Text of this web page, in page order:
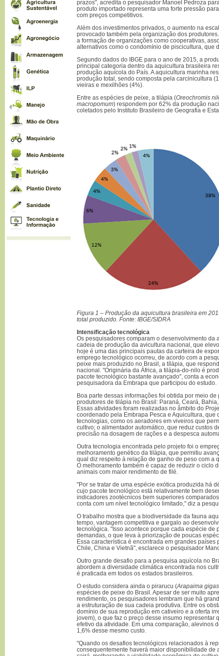
prazos", acredita o pesquisador Manoel Pedroza
produto importado representa uma forte pressão
com preços competitivos.
Além dos investimentos privados, o aumento na
provocado também pela organização dos
a formação de organizações como cooperativas,
alternativos como o condomínio de piscicultura, que
Segundo dados do IBGE para o ano de 2015, a
principal categoria dentro da aquicultura brasileira
produção aquícola do País. A aquicultura marinha
produção total, sendo composta pela carcinicultura
vieiras e mexilhões (4%).
Entre as espécies de peixe, a tilápia (Oreochromis
macropomum) respondem por 62% da produção
coletados pelo Instituto Brasileiro de Geografia e
Figura 1 – Produção da aquicultura brasileira em
total produzido. Fonte: IBGE/SIDRA
Intensificação tecnológica
Os pesquisadores comparam o desenvolvimento da
cadeia de produção da avicultura nacional, que
hoje é uma das principais pautas da carteira de
emprego tecnológico ocorreu, de acordo com a
peixe mais produzido no Brasil, a tílápia, que
nacional. "Originária da África, a tilápia-do-nilo é
pacote tecnológico bastante avançado", conta a
pesquisadora da Embrapa que participou do estudo.
Boa parte dessas informações foi obtida por meio
produtores de tilápia no Brasil: Paraná, Ceará,
Essas atividades foram realizadas no âmbito do
coordenado pela Embrapa Pesca e Aquicultura, que
tecnologias, como os aeradores em viveiros que
cultivo; o alimentador automático, que reduz custos
precisão na dosagem de rações e a despesca
Outra tecnologia encontrada pelo projeto foi o
melhoramento genético da tilápia, que permitiu
qual diz respeito à relação de ganho de peso com a
O melhoramento também é capaz de reduzir o ciclo
animais com maior rendimento de filé.
"Por se tratar de uma espécie exótica produzida há
cujo pacote tecnológico está relativamente bem
indicadores zootécnicos bem superiores
conta com um nível tecnológico limitado," diz a
O trabalho mostra que a biodiversidade da fauna
tempo, vantagem competitiva e gargalo ao
tecnológica. "Isso acontece porque cada espécie de
demandas, o que leva à priorização de poucas
Essa característica é encontrada em grandes países
Chile, China e Vietnã", esclarece o pesquisador
Outro grande desafio para a pesquisa aquícola no
abordem a diversidade climática encontrada nos
é praticada em todos os estados brasileiros.
O estudo considera ainda o pirarucu (Arapaima gigas
espécies de peixe do Brasil. Apesar de ser muito
rendimento, os pesquisadores lembram que há
a estruturação de sua cadeia produtiva. Entre os
domínio de sua reprodução em cativeiro e a oferta
jovem), o que faz o preço desse insumo representar
efetivo da atividade. Em uma comparação, alevinos
1,6% desse mesmo custo.
"Quando os desafios tecnológicos relacionados à
consequentemente haverá maior disponibilidade de